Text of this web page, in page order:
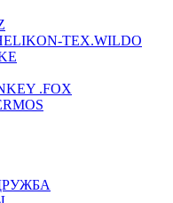
TEX.WILDO
.FOX